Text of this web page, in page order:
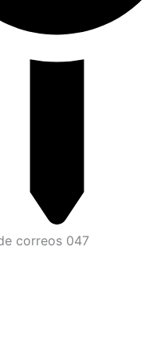
correos 047